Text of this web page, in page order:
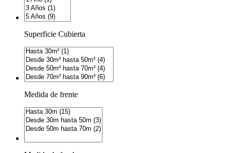
Superficie Cubierta
Medida de frente